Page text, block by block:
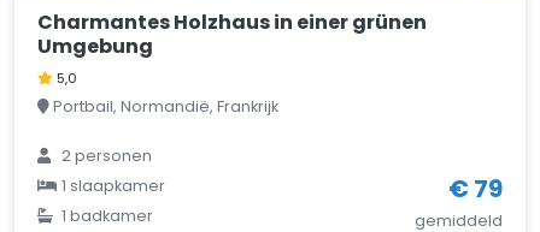
Charmantes Holzhaus in einer grünen
Umgebung
5,0
Portbail, Normandië, Frankrijk
2 personen
1 slaapkamer
1 badkamer
€ 79
gemiddeld